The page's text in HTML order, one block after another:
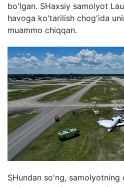
bo'lgan. SHaxsiy samolyot
havoga ko'tarilish chog'ida
muammo chiqqan.
SHundan so'ng,